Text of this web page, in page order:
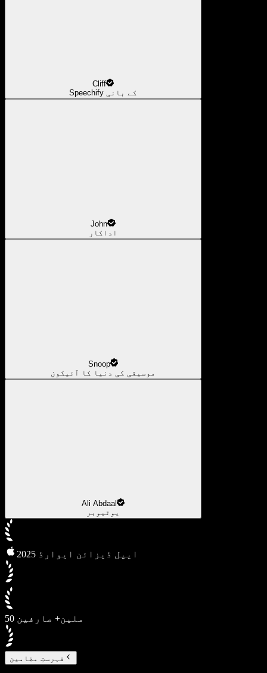
Cliff
Speechify کے بانی
John
اداکار
Snoop
موسیقی کی دنیا کا آئیکون
Ali Abdaal
یوٹیوبر
2025 ایپل ڈیزائن ایوارڈ
50 ملین+ صارفین
فہرستِ مضامین